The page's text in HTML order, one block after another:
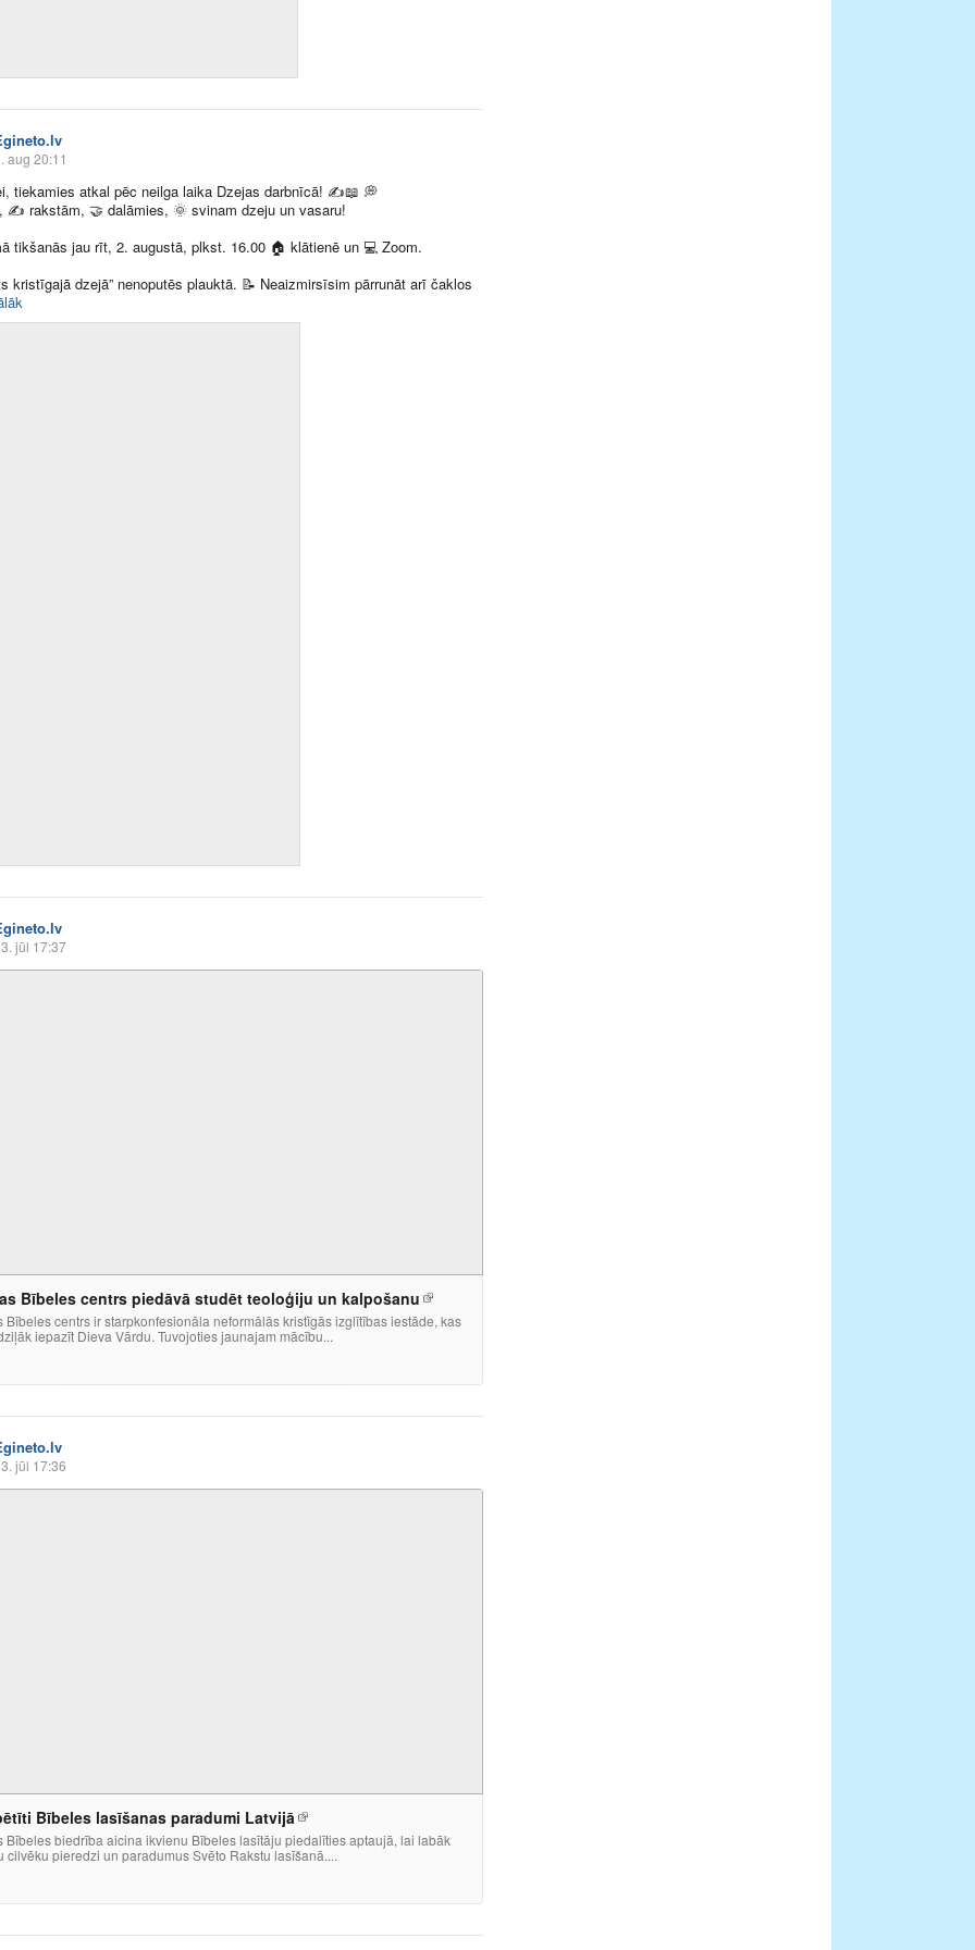
aug 20:11
tiekamies atkal pēc neilga laika Dzejas darbnīcā! ✍️📖 💭
✍️ rakstām, 🤝 dalāmies, 🌞 svinam dzeju un vasaru!
tikšanās jau rīt, 2. augustā, plkst. 16.00 🏠 klātienē un 💻 Zoom.
kristīgajā dzejā” nenoputēs plauktā. 📝 Neaizmirsīsim pārrunāt arī čaklos ​
jūl 17:37
Bībeles centrs piedāvā studēt teoloģiju un kalpošanu
Bībeles centrs ir starpkonfesionāla neformālās kristīgās izglītības iestāde, kas
iepazīt Dieva Vārdu. Tuvojoties jaunajam mācību...
jūl 17:36
Bībeles lasīšanas paradumi Latvijā
Bībeles biedrība aicina ikvienu Bībeles lasītāju piedalīties aptaujā, lai labāk
cilvēku pieredzi un paradumus Svēto Rakstu lasīšanā....